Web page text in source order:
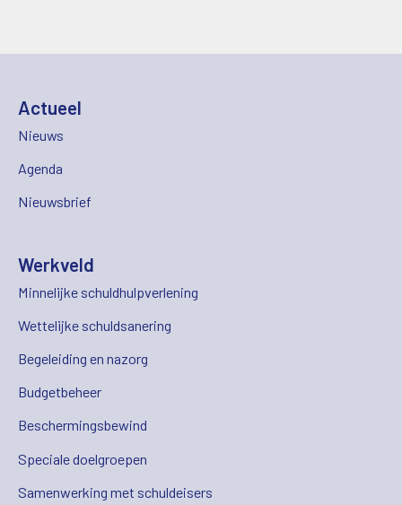
Actueel
Nieuws
Agenda
Nieuwsbrief
Werkveld
Minnelijke schuldhulpverlening
Wettelijke schuldsanering
Begeleiding en nazorg
Budgetbeheer
Beschermingsbewind
Speciale doelgroepen
Samenwerking met schuldeisers